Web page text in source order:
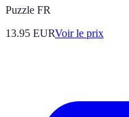
Puzzle FR
13.95 EURVoir le prix